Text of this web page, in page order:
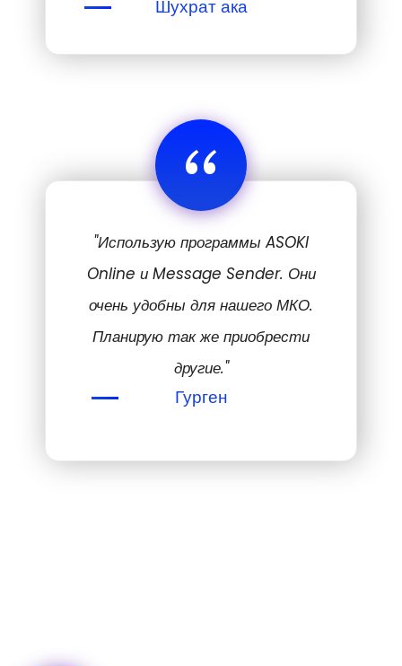
Шухрат ака
Гурген
“
"Использую программы ASOKI
Online и Message Sender. Они
очень удобны для нашего МКО.
Планирую так же приобрести
другие."